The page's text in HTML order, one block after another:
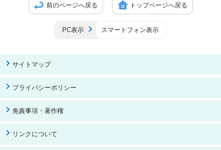
前のページへ戻る トップページへ戻る
PC表示 スマートフォン表示
サイトマップ
プライバシーポリシー
免責事項・著作権
リンクについて